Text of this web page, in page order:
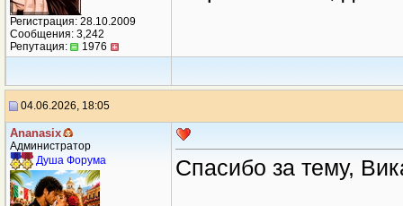
Регистрация: 28.10.2009
Сообщения: 3,242
Репутация:
1976
04.06.2026, 18:05
Ananasix
Администратор
Душа Форума
Спасибо за тему,